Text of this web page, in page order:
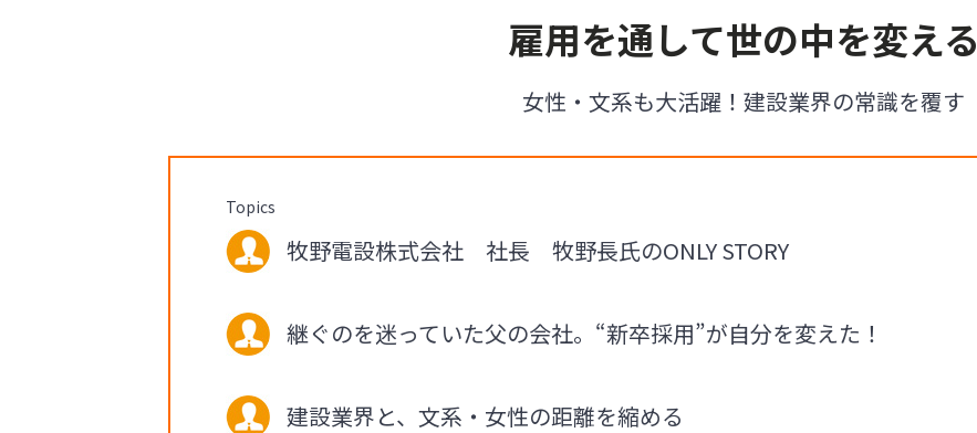
雇用を通して世の中を変える
女性・文系も大活躍！建設業界の常識を覆す
Topics
牧野電設株式会社 社長 牧野長氏のONLY STORY
継ぐのを迷っていた父の会社。“新卒採用”が自分を変えた！
建設業界と、文系・女性の距離を縮める